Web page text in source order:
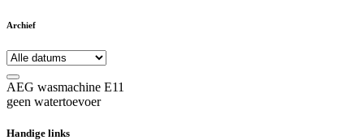
Archief
AEG wasmachine E11
geen watertoevoer
Handige links